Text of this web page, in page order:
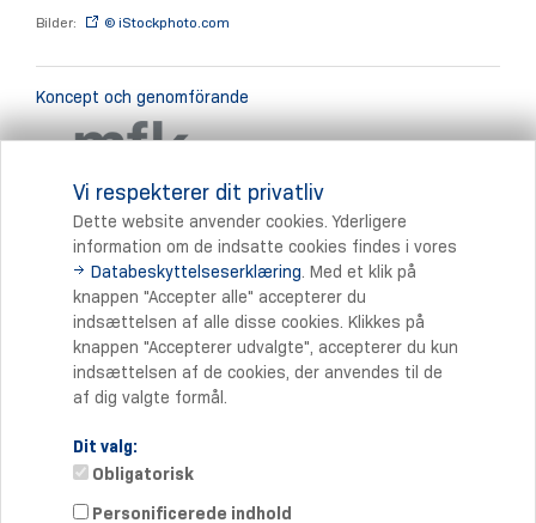
Bilder: © iStockphoto.com
Koncept och genomförande
mfkom - visuelle medien
Print
Vi respekterer dit privatliv
Dette website anvender cookies. Yderligere
information om de indsatte cookies findes i vores
Databeskyttelseserklæring. Med et klik på
knappen "Accepter alle" accepterer du
indsættelsen af alle disse cookies. Klikkes på
knappen "Accepterer udvalgte", accepterer du kun
indsættelsen af de cookies, der anvendes til de
af dig valgte formål.
Dit valg:
Obligatorisk
Personificerede indhold